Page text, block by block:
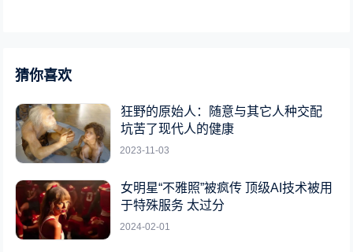
猜你喜欢
狂野的原始人：随意与其它人种交配
坑苦了现代人的健康
2023-11-03
女明星“不雅照”被疯传 顶级AI技术被用
于特殊服务 太过分
2024-02-01